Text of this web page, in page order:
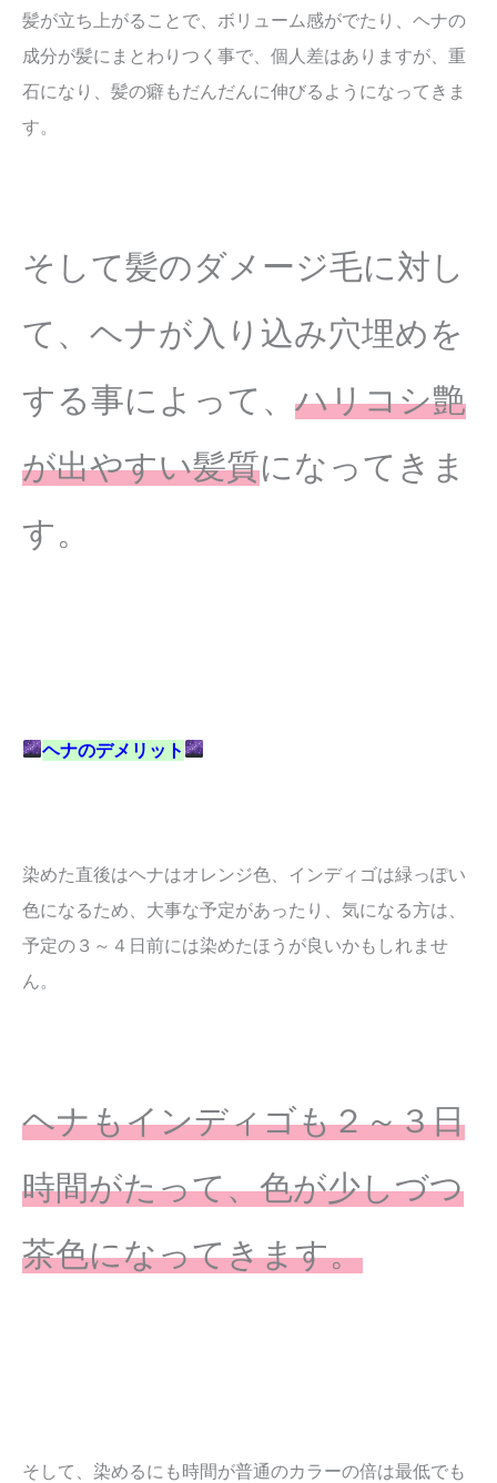
髪が立ち上がることで、ボリューム感がでたり、ヘナの
成分が髪にまとわりつく事で、個人差はありますが、重
石になり、髪の癖もだんだんに伸びるようになってきま
す。
そして髪のダメージ毛に対し
て、ヘナが入り込み穴埋めを
する事によって、 ハリコシ艶
が出やすい髪質になってきま
す。
ヘナのデメリット
染めた直後はヘナはオレンジ色、インディゴは緑っぽい
色になるため、大事な予定があったり、気になる方は、
予定の３～４日前には染めたほうが良いかもしれませ
ん。
ヘナもインディゴも２～３日
時間がたって、色が少しづつ
茶色になってきます。
そして、染めるにも時間が普通のカラーの倍は最低でも